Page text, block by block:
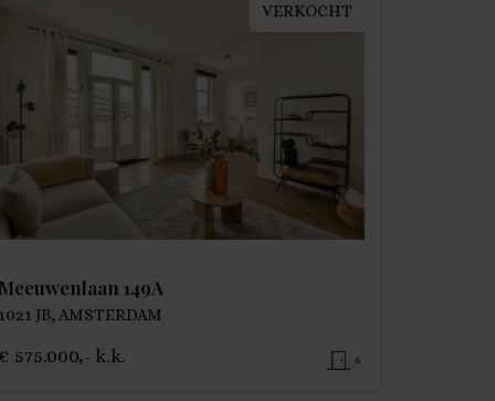
VERKOCHT
149A
JB, AMSTERDAM
575.000,- k.k. 6